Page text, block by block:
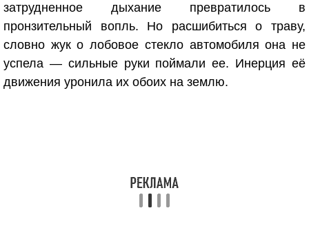
затрудненное дыхание превратилось в
пронзительный вопль. Но расшибиться о траву,
словно жук о лобовое стекло автомобиля она не
успела — сильные руки поймали ее. Инерция её
движения уронила их обоих на землю.